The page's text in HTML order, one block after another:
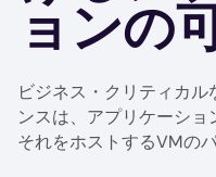
ョンの
ビジネス・クリティカ
ンスは、アプリケーショ
それをホストするVMの